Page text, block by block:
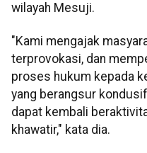
wilayah Mesuji.
"Kami mengajak
terprovokasi, dan
proses hukum kepada
yang berangsur
dapat kembali
khawatir," kata dia.